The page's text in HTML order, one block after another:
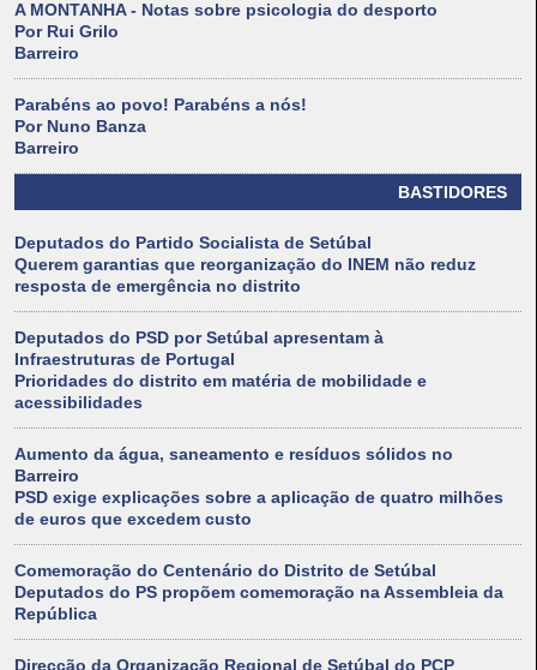
A MONTANHA - Notas sobre psicologia do desporto
Por Rui Grilo
Barreiro
Parabéns ao povo! Parabéns a nós!
Por Nuno Banza
Barreiro
BASTIDORES
Deputados do Partido Socialista de Setúbal
Querem garantias que reorganização do INEM não reduz
resposta de emergência no distrito
Deputados do PSD por Setúbal apresentam à
Infraestruturas de Portugal
Prioridades do distrito em matéria de mobilidade e
acessibilidades
Aumento da água, saneamento e resíduos sólidos no
Barreiro
PSD exige explicações sobre a aplicação de quatro milhões
de euros que excedem custo
Comemoração do Centenário do Distrito de Setúbal
Deputados do PS propõem comemoração na Assembleia da
República
Direcção da Organização Regional de Setúbal do PCP